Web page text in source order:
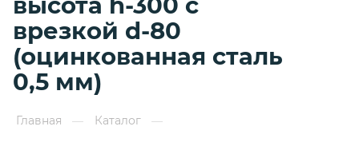
врезкой d-80
(оцинкованная сталь
0,5 мм)
Главная — Каталог —